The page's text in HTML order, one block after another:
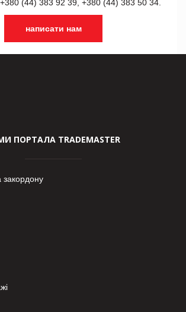
+380 (44) 383 92 39, +380 (44) 383 50 34.
написати нам
ПОРТАЛА TRADEMASTER
закордону